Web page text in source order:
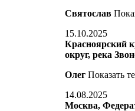
Святослав
15.10.2025
Красноярский
округ, река
Олег Показать
14.08.2025
Москва,